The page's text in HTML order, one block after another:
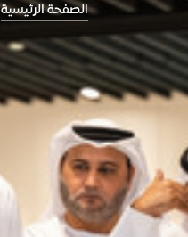
الصفحة الرئيسية